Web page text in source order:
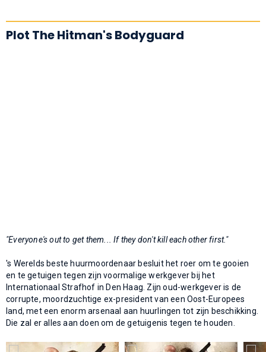
Plot The Hitman's Bodyguard
"Everyone's out to get them... If they don't kill each other first."
's Werelds beste huurmoordenaar besluit het roer om te gooien
en te getuigen tegen zijn voormalige werkgever bij het
Internationaal Strafhof in Den Haag. Zijn oud-werkgever is de
corrupte, moordzuchtige ex-president van een Oost-Europees
land, met een enorm arsenaal aan huurlingen tot zijn beschikking.
Die zal er alles aan doen om de getuigenis tegen te houden.